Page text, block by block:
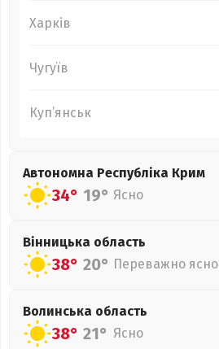
Харків
Чугуїв
Куп’янськ
Автономна Республіка Крим
34° 19° Ясно
Вінницька область
38° 20° Переважно ясно
Волинська область
38° 21° Ясно